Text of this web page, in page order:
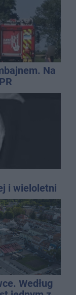
Na
i wieloletni
Według